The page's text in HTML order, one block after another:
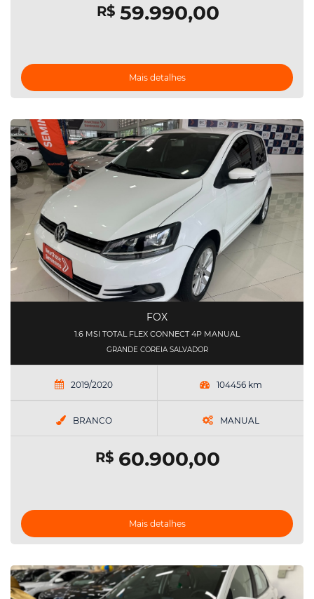
R$59.990,00
Mais detalhes
FOX
1.6 MSI TOTAL FLEX CONNECT 4P MANUAL
GRANDE COREIA SALVADOR
2019/2020 104456 km
BRANCO MANUAL
R$60.900,00
Mais detalhes